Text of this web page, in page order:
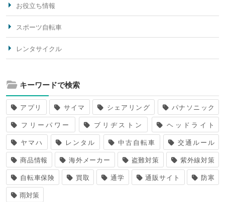
お役立ち情報
スポーツ自転車
レンタサイクル
キーワードで検索
アプリ サイマ シェアリング
パナソニック
フリーパワー
ブリヂストン
ヘッドライト
ヤマハ
レンタル 中古自転車
交通ルール
商品情報
海外メーカー 盗難対策
紫外線対策
自転車保険
買取 通学 通販サイト
防寒
雨対策